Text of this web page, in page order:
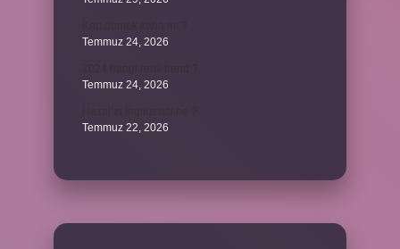
Temmuz 24, 2026
Temmuz 24, 2026
Temmuz 22, 2026